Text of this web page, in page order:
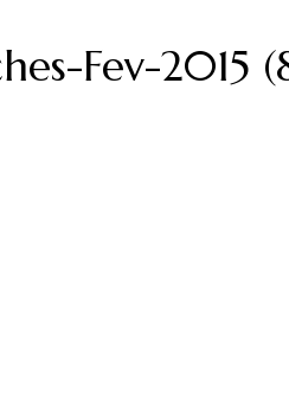
Fev-2015